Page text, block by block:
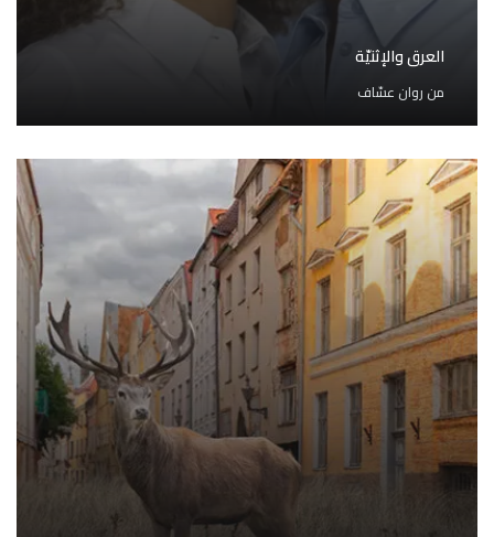
العرق والإثنيّة
من روان عسّاف